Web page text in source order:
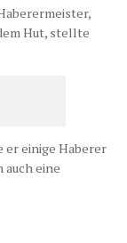
Hut, stellte
einige Haberer
auch eine